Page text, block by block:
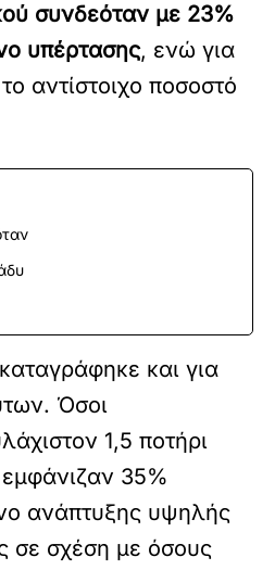
συνδεόταν με 23%
υπέρτασης, ενώ για
αντίστοιχο ποσοστό
και για
Όσοι
1,5 ποτήρι
35%
ανάπτυξης υψηλής
σε σχέση με όσους